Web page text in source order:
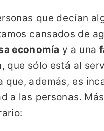
que decían
cansados de
economía y a una
, que sólo está al
que, además, es
a las personas.